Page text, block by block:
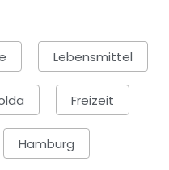
Lebensmittel
Freizeit
Hamburg